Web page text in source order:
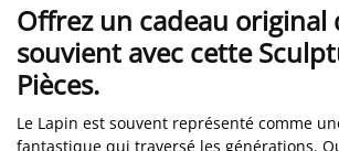
Offrez un cadeau original
souvient avec cette
Pièces.
Le Lapin est souvent représenté comme
fantastique qui traversé les générations.